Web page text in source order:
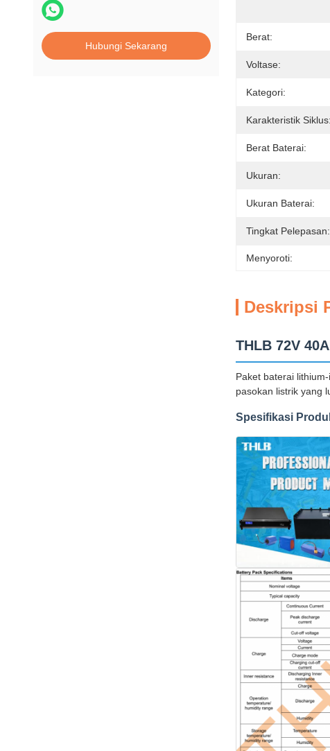
Hubungi Sekarang
Berat:
Voltase:
Kategori:
Karakteristik Siklus:
Berat Baterai:
Ukuran:
Ukuran Baterai:
Tingkat Pelepasan:
Menyoroti:
Deskripsi
THLB 72V
Paket baterai
pasokan listrik yang
Spesifikasi